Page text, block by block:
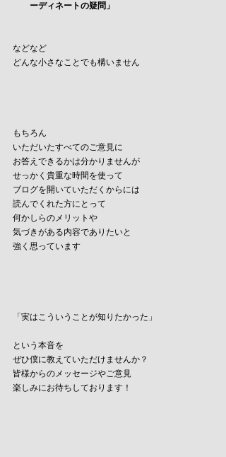
ーディネートの疑問」
などなど
どんな小さなことでも構いません
もちろん
いただいたすべてのご意見に
お答えできるかは分かりませんが
せっかく貴重な時間を使って
ブログを開いていただくからには
読んでくれた方にとって
何かしらのメリットや
気づきがある内容でありたいと
強く思っています
「実はこういうことが知りたかった」
という本音を
ぜひ僕に教えていただけませんか？
皆様からのメッセージやご意見
楽しみにお待ちしております！